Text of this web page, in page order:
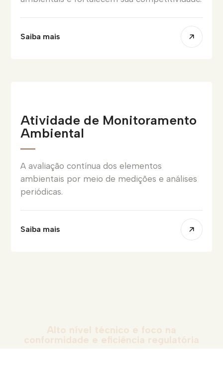
Saiba mais
Atividade de Monitoramento
Ambiental
A avaliação contínua dos elementos
ambientais por meio de medições e análises
periódicas.
Saiba mais
Alto nível técnico e foco na
conformidade e eficiência regulatória